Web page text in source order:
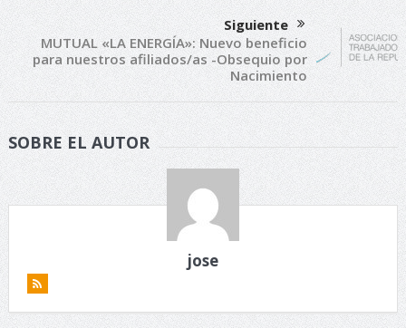
Siguiente
MUTUAL «LA ENERGÍA»: Nuevo beneficio
para nuestros afiliados/as -Obsequio por
Nacimiento
SOBRE EL AUTOR
jose